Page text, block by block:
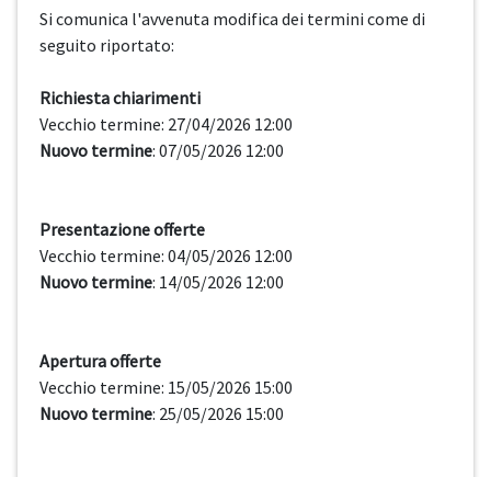
Si comunica l'avvenuta modifica dei termini come di
seguito riportato:
Richiesta chiarimenti
Vecchio termine: 27/04/2026 12:00
Nuovo termine: 07/05/2026 12:00
Presentazione offerte
Vecchio termine: 04/05/2026 12:00
Nuovo termine: 14/05/2026 12:00
Apertura offerte
Vecchio termine: 15/05/2026 15:00
Nuovo termine: 25/05/2026 15:00